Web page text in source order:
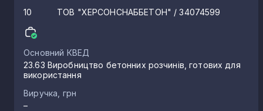
Степанівка
Приозерне
Геройське
10 ТОВ "ХЕРСОНСНАББЕТОН" / 34074599
Основний КВЕД
23.63 Виробництво бетонних розчинів, готових для
використання
Виручка, грн
–